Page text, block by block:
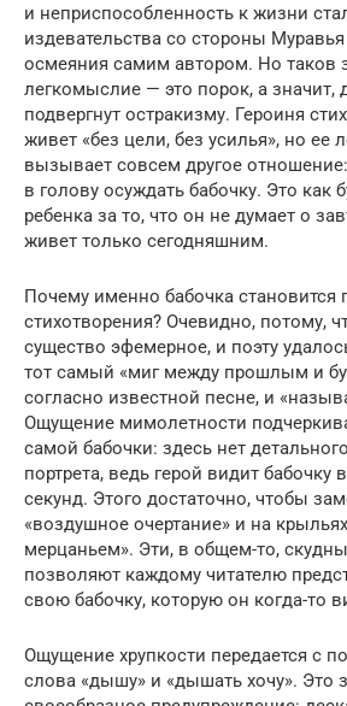
и неприспособленность к жизни
издевательства со стороны
осмеяния самим автором. Но таков
легкомыслие — это порок, а значит,
подвергнут остракизму. Героиня
живет «без цели, без усилья», но ее
вызывает совсем другое
в голову осуждать бабочку. Это как
ребенка за то, что он не думает о
живет только сегодняшним.
Почему именно бабочка становится
стихотворения? Очевидно, потому,
существо эфемерное, и поэту
тот самый «миг между прошлым и
согласно известной песне, и
Ощущение мимолетности
самой бабочки: здесь нет
портрета, ведь герой видит бабочку
секунд. Этого достаточно, чтобы
«воздушное очертание» и на
мерцаньем». Эти, в общем-то,
позволяют каждому читателю
свою бабочку, которую он когда-то
Ощущение хрупкости передается с
слова «дышу» и «дышать хочу». Это